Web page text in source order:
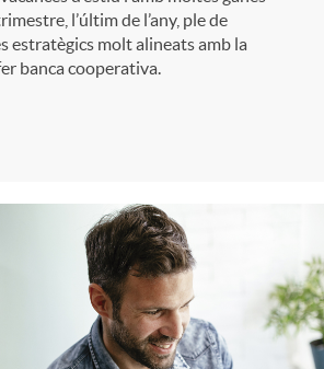
l’últim de l’any, ple de
estratègics molt alineats amb la
banca cooperativa.